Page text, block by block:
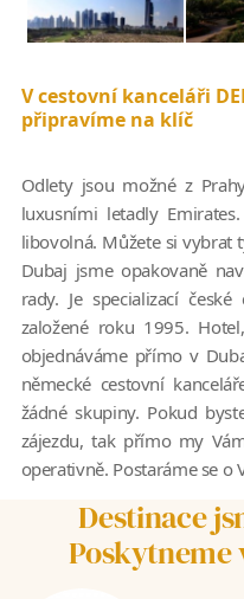
V cestovní kanceláři
připravíme na klíč
Odlety jsou možné z
luxusními letadly
libovolná. Můžete si vybrat
Dubaj jsme opakovaně
rady. Je specializací české
založené roku 1995.
objednáváme přímo v
německé cestovní
žádné skupiny. Pokud
zájezdu, tak přímo my
operativně. Postaráme se o
Destinace
Poskytneme